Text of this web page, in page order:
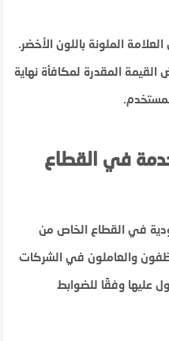
الملونة باللون الأخضر.
القيمة المقدرة لمكافأة نهاية
في القطاع
في القطاع الخاص من
والعاملون في الشركات
عليها وفقًا للضوابط